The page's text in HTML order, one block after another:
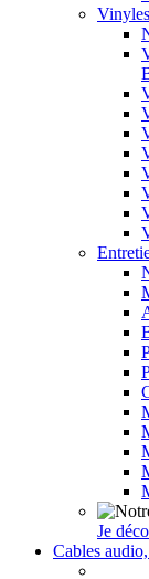
Vinyles
Je
Cables